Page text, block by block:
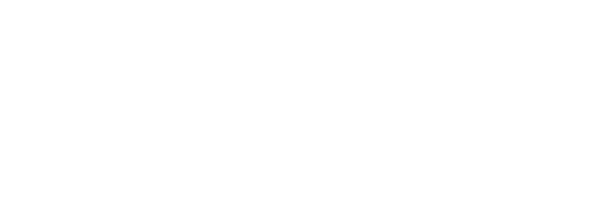
费开通！开通后1、每天签到街拍币免费领；
费开通！开通后1、每天签到街拍币免费领；